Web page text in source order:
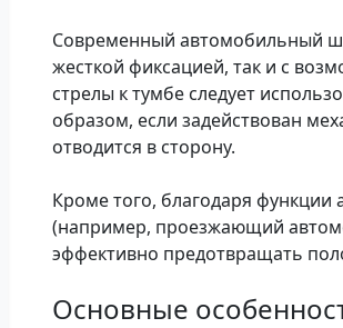
Современный автомобильный
жесткой фиксацией, так и с
стрелы к тумбе следует
образом, если задействован
отводится в сторону.
Кроме того, благодаря
(например, проезжающий
эффективно предотвращать
Основные